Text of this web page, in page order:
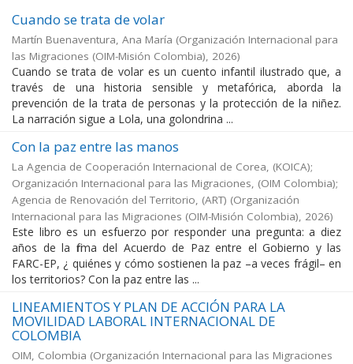
Cuando se trata de volar
Martín Buenaventura, Ana María (Organización Internacional para
las Migraciones (OIM-Misión Colombia), 2026)
Cuando se trata de volar es un cuento infantil ilustrado que, a
través de una historia sensible y metafórica, aborda la
prevención de la trata de personas y la protección de la niñez.
La narración sigue a Lola, una golondrina ...
Con la paz entre las manos
La Agencia de Cooperación Internacional de Corea, (KOICA);
Organización Internacional para las Migraciones, (OIM Colombia);
Agencia de Renovación del Territorio, (ART) (Organización
Internacional para las Migraciones (OIM-Misión Colombia), 2026)
Este libro es un esfuerzo por responder una pregunta: a diez
años de la firma del Acuerdo de Paz entre el Gobierno y las
FARC-EP, ¿ quiénes y cómo sostienen la paz –a veces frágil– en
los territorios? Con la paz entre las ...
LINEAMIENTOS Y PLAN DE ACCIÓN PARA LA
MOVILIDAD LABORAL INTERNACIONAL DE
COLOMBIA
OIM, Colombia (Organización Internacional para las Migraciones